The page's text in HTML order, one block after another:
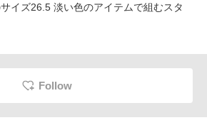
イズ26.5 淡い色のアイテムで組むスタ
Follow